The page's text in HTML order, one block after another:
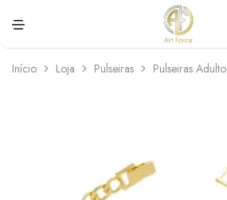
Force
personalizadas
Início Loja Pulseiras Pulseiras Adulto